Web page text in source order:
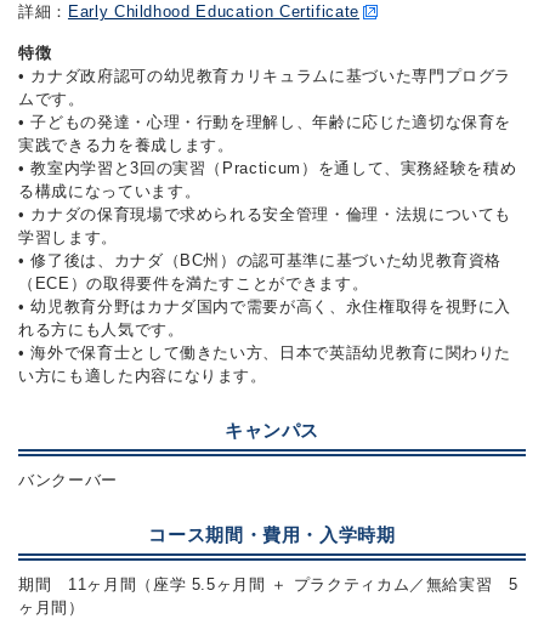
詳細： Early Childhood Education Certificate
特徴
• カナダ政府認可の幼児教育カリキュラムに基づいた専門プログラ
ムです。
• 子どもの発達・心理・行動を理解し、年齢に応じた適切な保育を
実践できる力を養成します。
• 教室内学習と3回の実習（Practicum）を通して、実務経験を積め
る構成になっています。
• カナダの保育現場で求められる安全管理・倫理・法規についても
学習します。
• 修了後は、カナダ（BC州）の認可基準に基づいた幼児教育資格
（ECE）の取得要件を満たすことができます。
• 幼児教育分野はカナダ国内で需要が高く、永住権取得を視野に入
れる方にも人気です。
• 海外で保育士として働きたい方、日本で英語幼児教育に関わりた
い方にも適した内容になります。
キャンパス
バンクーバー
コース期間・費用・入学時期
期間 11ヶ月間（座学 5.5ヶ月間 ＋ プラクティカム／無給実習 5
ヶ月間）